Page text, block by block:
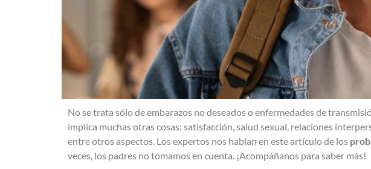
No se trata sólo de embarazos no deseados o enfermedades de
implica muchas otras cosas: satisfacción, salud sexual, relaciones
entre otros aspectos. Los expertos nos hablan en este artículo de los
veces, los padres no tomamos en cuenta. ¡Acompáñanos para saber más!